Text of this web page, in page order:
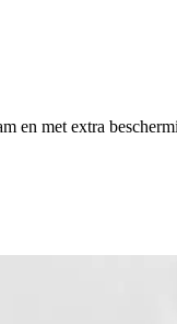
en met extra